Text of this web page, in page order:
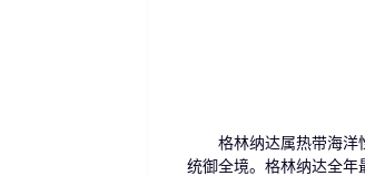
格林纳达属热带海洋性
统御全境。格林纳达全年